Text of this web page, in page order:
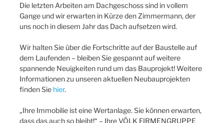
Die letzten Arbeiten am Dachgeschoss sind in vollem
Gange und wir erwarten in Kürze den Zimmermann, der
uns noch in diesem Jahr das Dach aufsetzen wird.
Wir halten Sie über die Fortschritte auf der Baustelle auf
dem Laufenden – bleiben Sie gespannt auf weitere
spannende Neuigkeiten rund um das Bauprojekt! Weitere
Informationen zu unseren aktuellen Neubauprojekten
finden Sie hier.
„Ihre Immobilie ist eine Wertanlage. Sie können erwarten,
dass das auch so bleibt!“ – Ihre VÖLK FIRMENGRUPPE